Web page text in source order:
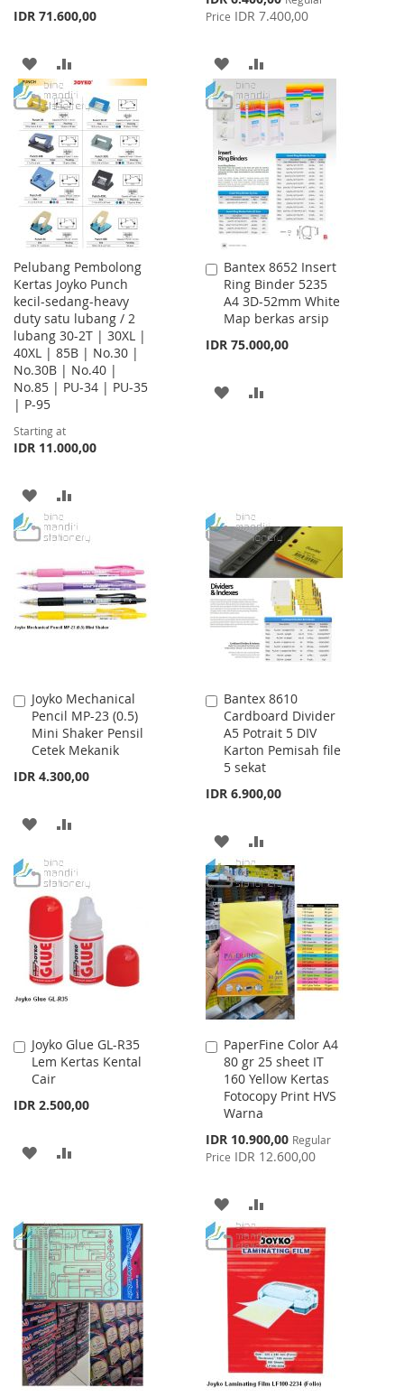
IDR 71.600,00
ADD
TO
WISH
LIST
TO
COMPARE
Price
Price IDR 7.400,00
ADD
TO
WISH
LIST
TO
COMPARE
Pelubang Pembolong
Kertas Joyko Punch
kecil-sedang-heavy
duty satu lubang / 2
lubang 30-2T | 30XL |
40XL | 85B | No.30 |
No.30B | No.40 |
No.85 | PU-34 | PU-35
| P-95
Starting at
IDR 11.000,00
ADD
TO
LIST
TO
Bantex 8652 Insert
Ring Binder 5235
A4 3D-52mm White
Map berkas arsip
IDR 75.000,00
Add
to
Cart
ADD
Joyko Mechanical
Pencil MP-23 (0.5)
Mini Shaker Pensil
Cetek Mekanik
IDR 4.300,00
Add
to
Cart
ADD
WISH
LIST
COMPARE
Bantex 8610
Cardboard Divider
A5 Potrait 5 DIV
Karton Pemisah file
5 sekat
IDR 6.900,00
Add
to
Cart
ADD
TO
WISH
LIST
TO
COMPARE
Joyko Glue GL-R35
Lem Kertas Kental
Cair
IDR 2.500,00
Add
to
Cart
ADD
LIST
PaperFine Color A4
80 gr 25 sheet IT
160 Yellow Kertas
Fotocopy Print HVS
Warna
Special
Price
IDR 10.900,00 Regular
Price IDR 12.600,00
Add
to
Cart
ADD
TO
WISH
LIST
TO
COMPARE